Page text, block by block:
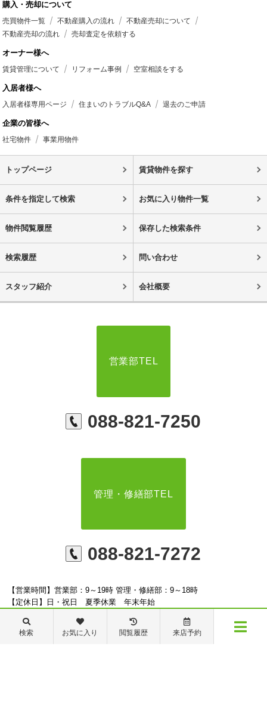
購入・売却について
売買物件一覧 不動産購入の流れ
不動産売却について
不動産売却の流れ
売却査定を依頼する
オーナー様へ
賃貸管理について リフォーム事例 空室相談をする
入居者様へ
入居者様専用ページ 住まいのトラブルQ&A 退去のご申請
企業の皆様へ
社宅物件 事業用物件
トップページ 賃貸物件を探す
条件を指定して検索 お気に入り物件一覧
物件閲覧履歴 保存した検索条件
検索履歴 問い合わせ
スタッフ紹介 会社概要
営業部TEL
088-821-7250
管理・修繕部TEL
088-821-7272
【営業時間】営業部：9～19時 管理・修繕部：9～18時
【定休日】日・祝日 夏季休業 年末年始
検索 お気に入り 閲覧履歴 来店予約